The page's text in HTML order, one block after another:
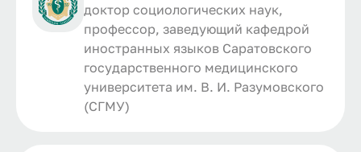
доктор социологических наук,
профессор, заведующий кафедрой
иностранных языков Саратовского
государственного медицинского
университета им. В. И. Разумовского
(СГМУ)